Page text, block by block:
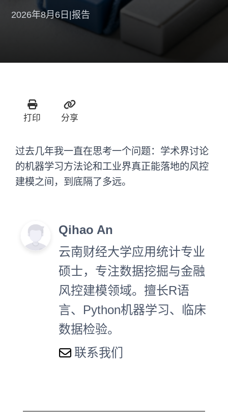
2026年8月6日 |报告
打印 分享
过去几年我一直在思考一个问题：学术界讨论
的机器学习方法论和工业界真正能落地的风控
建模之间，到底隔了多远。
Qihao An
云南财经大学应用统计专业
硕士，专注数据挖掘与金融
风控建模领域。擅长R语
言、Python机器学习、临床
数据检验。
联系我们